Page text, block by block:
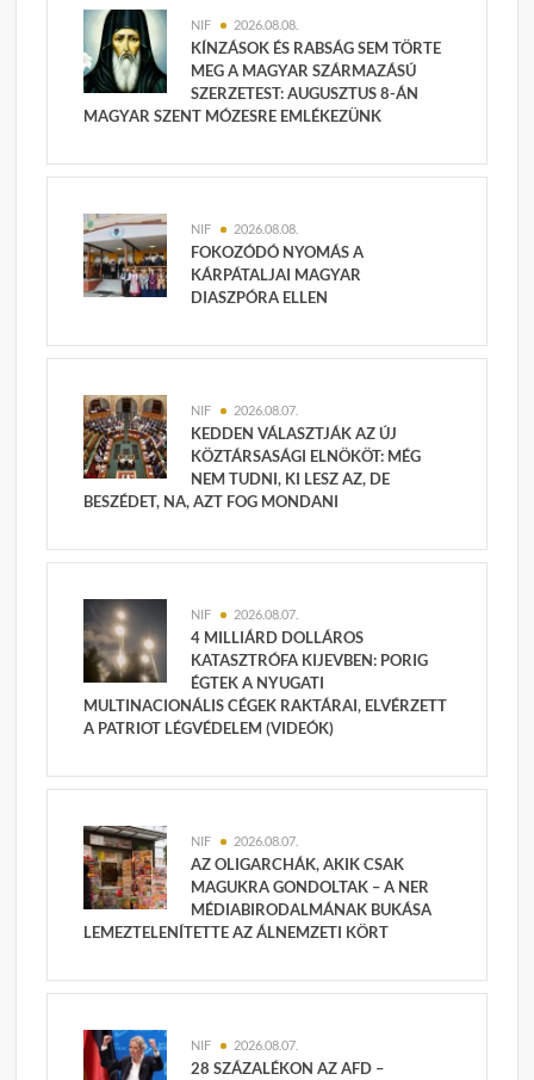
NIF 2026.08.08.
KÍNZÁSOK ÉS RABSÁG SEM TÖRTE
MEG A MAGYAR SZÁRMAZÁSÚ
SZERZETEST: AUGUSZTUS 8-ÁN
MAGYAR SZENT MÓZESRE EMLÉKEZÜNK
NIF 2026.08.08.
FOKOZÓDÓ NYOMÁS A
KÁRPÁTALJAI MAGYAR
DIASZPÓRA ELLEN
NIF 2026.08.07.
KEDDEN VÁLASZTJÁK AZ ÚJ
KÖZTÁRSASÁGI ELNÖKÖT: MÉG
NEM TUDNI, KI LESZ AZ, DE
BESZÉDET, NA, AZT FOG MONDANI
NIF 2026.08.07.
4 MILLIÁRD DOLLÁROS
KATASZTRÓFA KIJEVBEN: PORIG
ÉGTEK A NYUGATI
MULTINACIONÁLIS CÉGEK RAKTÁRAI, ELVÉRZETT
A PATRIOT LÉGVÉDELEM (VIDEÓK)
NIF 2026.08.07.
AZ OLIGARCHÁK, AKIK CSAK
MAGUKRA GONDOLTAK – A NER
MÉDIABIRODALMÁNAK BUKÁSA
LEMEZTELENÍTETTE AZ ÁLNEMZETI KÖRT
NIF 2026.08.07.
28 SZÁZALÉKON AZ AFD –